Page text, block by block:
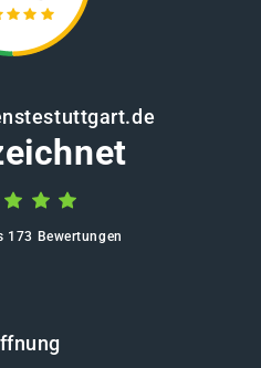
173 Bewertungen